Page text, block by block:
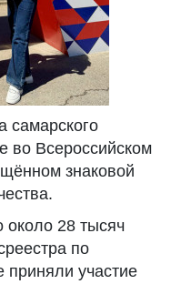
самарского
во Всероссийском
знаковой
около 28 тысяч
по
приняли участие